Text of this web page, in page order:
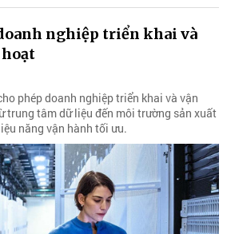
nghiệp triển khai và
phép doanh nghiệp triển khai và vận
trung tâm dữ liệu đến môi trường sản xuất
năng vận hành tối ưu.